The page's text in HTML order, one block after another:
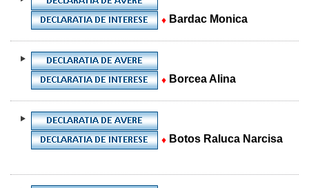
♦ Bardac Monica
♦ Borcea Alina
♦ Botos Raluca Narcisa